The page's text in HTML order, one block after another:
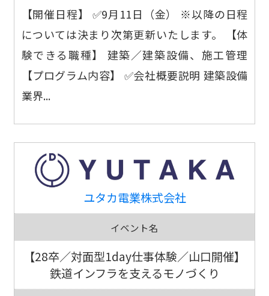
【開催日程】 ✅9月11日（金） ※以降の日程
については決まり次第更新いたします。 【体
験できる職種】 建築／建築設備、施工管理
【プログラム内容】 ✅会社概要説明 建築設備
業界...
ユタカ電業株式会社
イベント名
【28卒／対面型1day仕事体験／山口開催】
鉄道インフラを支えるモノづくり